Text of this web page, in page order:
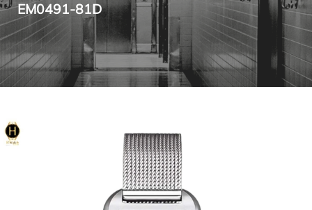
EM0491-81D